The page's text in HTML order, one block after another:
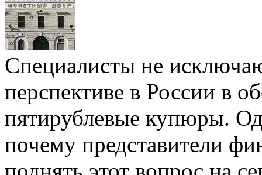
Специалисты не
перспективе в России в
пятирублевые купюры.
почему представители